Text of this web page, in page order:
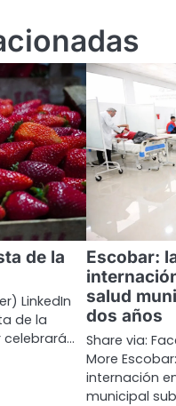
de la
LinkedIn
de la
celebrará…
Escobar:
salud
dos años
Share via:
More
internación
municipal